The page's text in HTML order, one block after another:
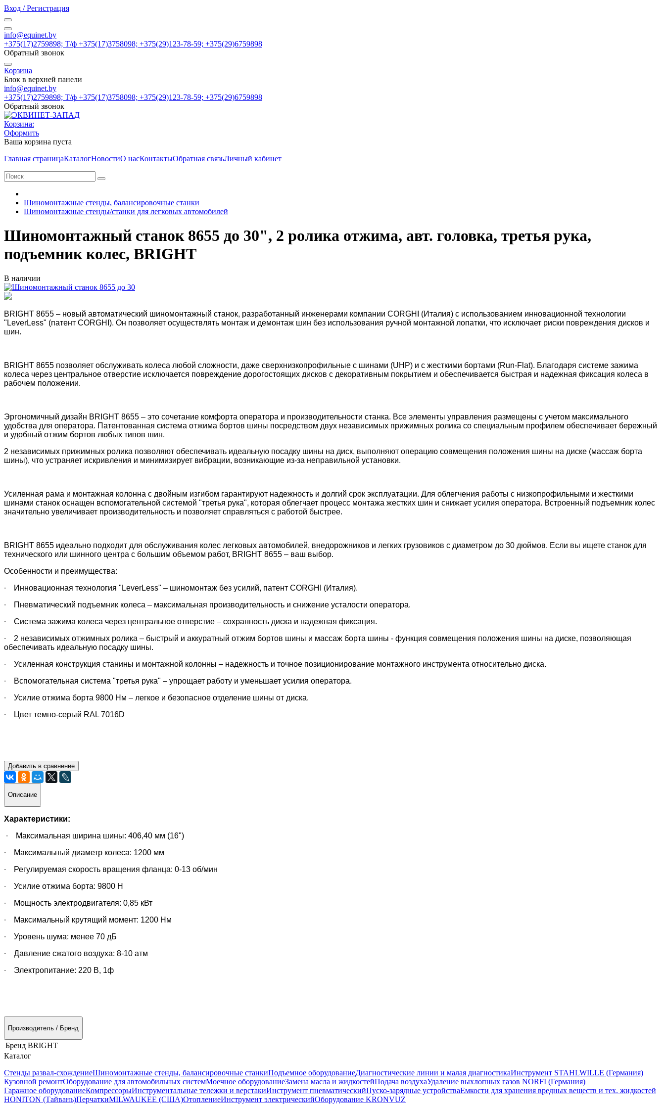
Вход / Регистрация
info@equinet.by
+375(17)2759898; Т/ф +375(17)3758098; +375(29)123-78-59; +375(29)6759898
Обратный звонок
Корзина
Блок в верхней панели
info@equinet.by
+375(17)2759898; Т/ф +375(17)3758098; +375(29)123-78-59; +375(29)6759898
Обратный звонок
Корзина:
Оформить
Ваша корзина пуста
Главная страницаКаталогНовостиО насКонтактыОбратная связьЛичный кабинет
Шиномонтажные стенды, балансировочные станки
Шиномонтажные стенды/станки для легковых автомобилей
Шиномонтажный станок 8655 до 30", 2 ролика отжима, авт. головка, третья рука,
подъемник колес, BRIGHT
В наличии
BRIGHT 8655 – новый автоматический шиномонтажный станок, разработанный инженерами компании CORGHI (Италия) с использованием инновационной технологии
"LeverLess" (патент CORGHI). Он позволяет осуществлять монтаж и демонтаж шин без использования ручной монтажной лопатки, что исключает риски повреждения дисков и
шин.
BRIGHT 8655 позволяет обслуживать колеса любой сложности, даже сверхнизкопрофильные с шинами (UHP) и с жесткими бортами (Run-Flat). Благодаря системе зажима
колеса через центральное отверстие исключается повреждение дорогостоящих дисков с декоративным покрытием и обеспечивается быстрая и надежная фиксация колеса в
рабочем положении.
Эргономичный дизайн BRIGHT 8655 – это сочетание комфорта оператора и производительности станка. Все элементы управления размещены с учетом максимального
удобства для оператора. Патентованная система отжима бортов шины посредством двух независимых прижимных ролика со специальным профилем обеспечивает бережный
и удобный отжим бортов любых типов шин.
2 независимых прижимных ролика позволяют обеспечивать идеальную посадку шины на диск, выполняют операцию совмещения положения шины на диске (массаж борта
шины), что устраняет искривления и минимизирует вибрации, возникающие из-за неправильной установки.
Усиленная рама и монтажная колонна с двойным изгибом гарантируют надежность и долгий срок эксплуатации. Для облегчения работы с низкопрофильными и жесткими
шинами станок оснащен вспомогательной системой "третья рука", которая облегчает процесс монтажа жестких шин и снижает усилия оператора. Встроенный подъемник колес
значительно увеличивает производительность и позволяет справляться с работой быстрее.
BRIGHT 8655 идеально подходит для обслуживания колес легковых автомобилей, внедорожников и легких грузовиков с диаметром до 30 дюймов. Если вы ищете станок для
технического или шинного центра с большим объемом работ, BRIGHT 8655 – ваш выбор.
Особенности и преимущества:
∙ Инновационная технология "LeverLess" – шиномонтаж без усилий, патент CORGHI (Италия).
∙ Пневматический подъемник колеса – максимальная производительность и снижение усталости оператора.
∙ Система зажима колеса через центральное отверстие – сохранность диска и надежная фиксация.
∙ 2 независимых отжимных ролика – быстрый и аккуратный отжим бортов шины и массаж борта шины - функция совмещения положения шины на диске, позволяющая
обеспечивать идеальную посадку шины.
∙ Усиленная конструкция станины и монтажной колонны – надежность и точное позиционирование монтажного инструмента относительно диска.
∙ Вспомогательная система "третья рука" – упрощает работу и уменьшает усилия оператора.
∙ Усилие отжима борта 9800 Нм – легкое и безопасное отделение шины от диска.
∙ Цвет темно-серый RAL 7016D
Добавить в сравнение
Описание
Характеристики:
∙ Максимальная ширина шины: 406,40 мм (16")
∙ Максимальный диаметр колеса: 1200 мм
∙ Регулируемая скорость вращения фланца: 0-13 об/мин
∙ Усилие отжима борта: 9800 Н
∙ Мощность электродвигателя: 0,85 кВт
∙ Максимальный крутящий момент: 1200 Нм
∙ Уровень шума: менее 70 дБ
∙ Давление сжатого воздуха: 8-10 атм
∙ Электропитание: 220 В, 1ф
Производитель / Бренд
Бренд BRIGHT
Каталог
Стенды развал-схождениеШиномонтажные стенды, балансировочные станкиПодъемное оборудованиеДиагностические линии и малая диагностикаИнструмент STAHLWILLE (Германия)
Кузовной ремонтОборудование для автомобильных системМоечное оборудованиеЗамена масла и жидкостейПодача воздухаУдаление выхлопных газов NORFI (Германия)
Гаражное оборудованиеКомпрессорыИнструментальные тележки и верстакиИнструмент пневматическийПуско-зарядные устройстваЕмкости для хранения вредных веществ и тех. жидкостей
HONITON (Тайвань)ПерчаткиMILWAUKEE (США)ОтоплениеИнструмент электрическийОборудование KRONVUZ